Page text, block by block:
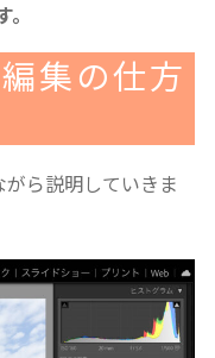
集の仕方
ら説明していきま